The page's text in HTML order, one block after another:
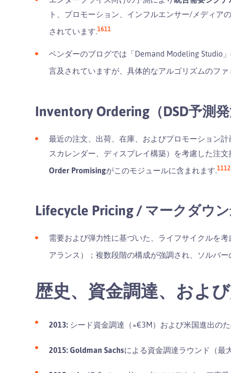
ト、プロモーション、インフルエンサー/メディア
されています.1611
ベンダーのブログでは「Demand Modeling Studio
言及されていますが、具体的なアルゴリズムのフ
Inventory Ordering（DSD予測発
最近の注文、出荷、在庫、およびプロモーション計
スカレンダー、ディスプレイ構築）を考慮した注
Order Promisingがこのモジュールに含まれます.1112
Lifecycle Pricing / マークダウ
需要および弾力性に基づいた、ライフサイクルを
アランス）；複数段階の構成が強調され、ソルバ
歴史、資金調達、およ
2013: シード資金調達（≈€3M）および米国進出の
2015: Goldman Sachsによる資金調達ラウンド（最